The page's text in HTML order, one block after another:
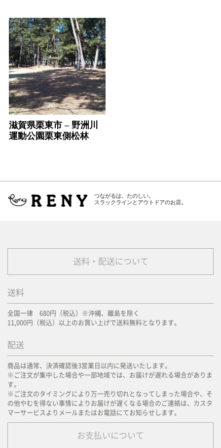
滋賀県栗東市 – 野洲川
運動公園栗東側松林
つながるは、たのしい。
スラックラインとアウトドアのお店。
送料・配送について
送料
全国一律 680円（税込）※沖縄、離島を除く
11,000円（税込）以上のお買い上げで送料無料となります。
配送
商品は通常、決済確認後3営業日以内に発送いたします。
※ご注文が集中した場合や一部地域では、お届けが遅れる場合がありま
す。
※ご注文のタイミングにより万一売り切れとなってしまった場合や、そ
の他やむを得ない事情によりお届けが遅くなる場合のご連絡は、カスタ
マーサービスよりメールまたはお電話にてお知らせします。
お支払いについて